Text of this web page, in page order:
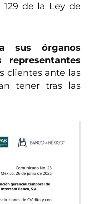
de la Ley de
sus órganos
clientes ante las
tener tras las